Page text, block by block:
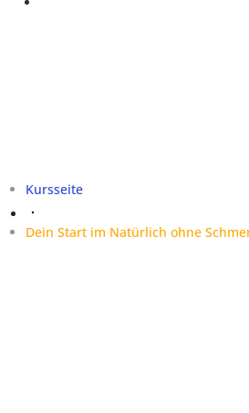
Kursseite
Dein Start im Natürlich ohne